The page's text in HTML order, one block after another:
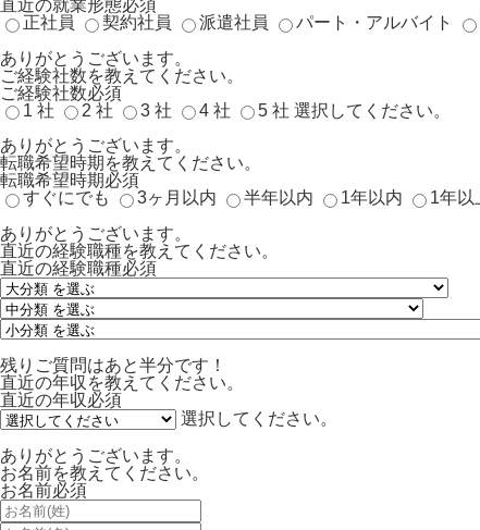
直近の就業形態必須
正社員
契約社員 派遣社員 パート・アルバイト
ありがとうございます。
ご経験社数を教えてください。
ご経験社数必須
1 社
2 社 3 社 4 社 5 社 選択してください。
ありがとうございます。
転職希望時期を教えてください。
転職希望時期必須
すぐにでも
3ヶ月以内 半年以内 1年以内 1年以
ありがとうございます。
直近の経験職種を教えてください。
直近の経験職種必須
残りご質問はあと半分です！
直近の年収を教えてください。
直近の年収必須
選択してください。
ありがとうございます。
お名前を教えてください。
お名前必須